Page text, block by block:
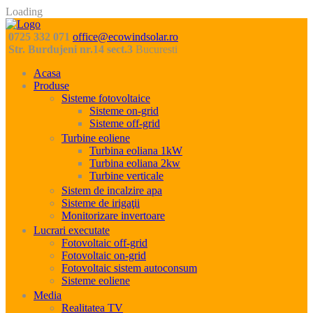
Loading
0725 332 071 office@ecowindsolar.ro
Str. Burdujeni nr.14 sect.3 Bucuresti
Acasa
Produse
Sisteme fotovoltaice
Sisteme on-grid
Sisteme off-grid
Turbine eoliene
Turbina eoliana 1kW
Turbina eoliana 2kw
Turbine verticale
Sistem de incalzire apa
Sisteme de irigaţii
Monitorizare invertoare
Lucrari executate
Fotovoltaic off-grid
Fotovoltaic on-grid
Fotovoltaic sistem autoconsum
Sisteme eoliene
Media
Realitatea TV